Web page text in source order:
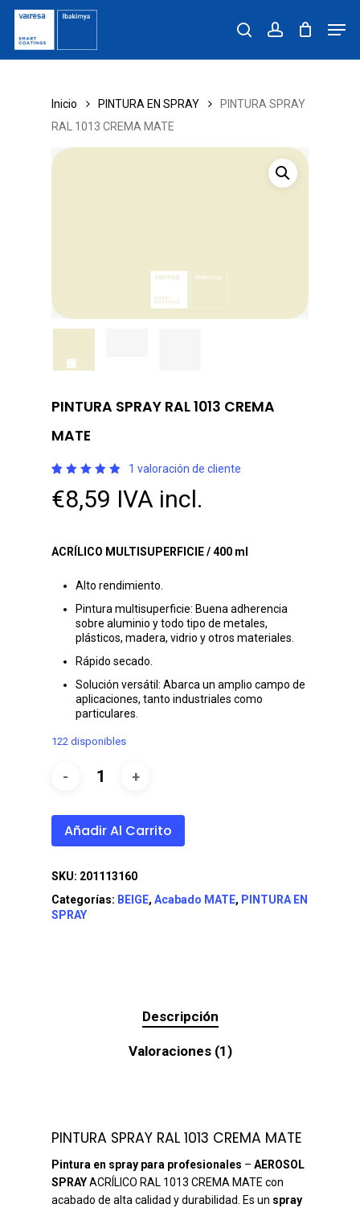
Skip
main
content
searchaccount
Inicio PINTURA EN SPRAY
PINTURA SPRAY
RAL 1013 CREMA MATE
PINTURA SPRAY RAL 1013 CREMA
MATE
con 5.00
de 5 en
cliente
1 valoración de cliente
€8,59 IVA incl.
ACRÍLICO MULTISUPERFICIE / 400 ml
Alto rendimiento.
Pintura multisuperficie: Buena adherencia
sobre aluminio y todo tipo de metales,
plásticos, madera, vidrio y otros materiales.
Rápido secado.
Solución versátil: Abarca un amplio campo de
aplicaciones, tanto industriales como
particulares.
122 disponibles
Añadir Al Carrito
SKU: 201113160
Categorías: BEIGE, Acabado MATE, PINTURA EN
SPRAY
Descripción
Valoraciones (1)
PINTURA SPRAY RAL 1013 CREMA MATE
Pintura en spray para profesionales – AEROSOL
SPRAYACRÍLICO RAL 1013 CREMA MATE con
acabado de alta calidad y durabilidad. Es un spray